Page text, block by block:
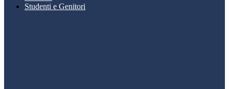
Studenti e Genitori